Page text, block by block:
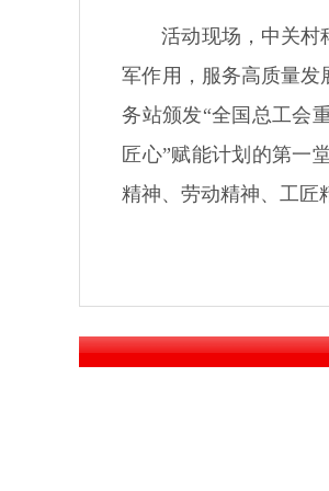
活动现场，中关村
军作用，服务高质量发
务站颁发“全国总工会
匠心”赋能计划的第一
精神、劳动精神、工匠